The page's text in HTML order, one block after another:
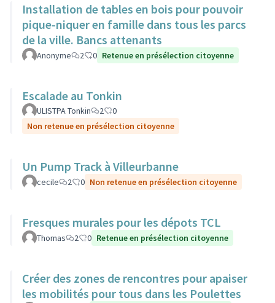
Installation de tables en bois pour pouvoir
pique-niquer en famille dans tous les parcs
de la ville. Bancs attenants
Anonyme 2 0 Retenue en présélection citoyenne
Escalade au Tonkin
ULISTPA Tonkin 2
0
Non retenue en présélection citoyenne
Un Pump Track à Villeurbanne
cecile 2 0 Non retenue en présélection citoyenne
Fresques murales pour les dépots TCL
Thomas 2 0 Retenue en présélection citoyenne
Créer des zones de rencontres pour apaiser
les mobilités pour tous dans les Poulettes